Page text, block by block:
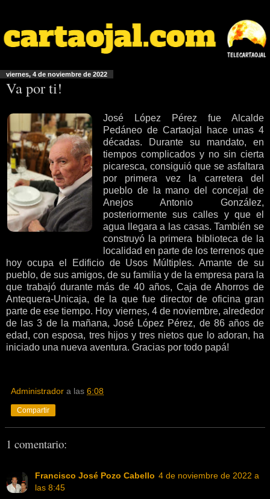
viernes, 4 de noviembre de 2022
Va por ti!
José López Pérez fue Alcalde
Pedáneo de Cartaojal hace unas 4
décadas. Durante su mandato, en
tiempos complicados y no sin cierta
picaresca, consiguió que se asfaltara
por primera vez la carretera del
pueblo de la mano del concejal de
Anejos Antonio González,
posteriormente sus calles y que el
agua llegara a las casas. También se
construyó la primera biblioteca de la
localidad en parte de los terrenos que
hoy ocupa el Edificio de Usos Múltiples. Amante de su
pueblo, de sus amigos, de su familia y de la empresa para la
que trabajó durante más de 40 años, Caja de Ahorros de
Antequera-Unicaja, de la que fue director de oficina gran
parte de ese tiempo. Hoy viernes, 4 de noviembre, alrededor
de las 3 de la mañana, José López Pérez, de 86 años de
edad, con esposa, tres hijos y tres nietos que lo adoran, ha
iniciado una nueva aventura. Gracias por todo papá!
Administrador a las 6:08
Compartir
1 comentario:
Francisco José Pozo Cabello 4 de noviembre de 2022 a
las 8:45